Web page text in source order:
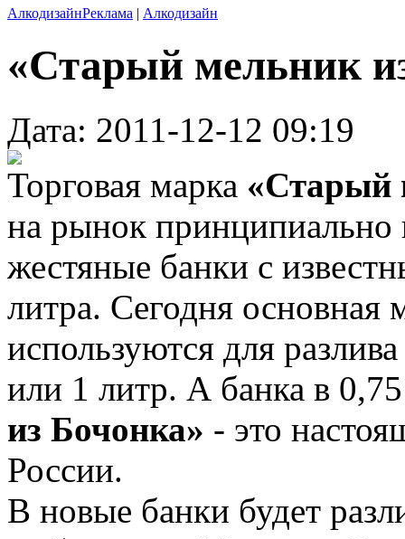
АлкодизайнРеклама | Алкодизайн
«Старый мельник
Дата: 2011-12-12 09:19
Торговая марка «Старый
на рынок принципиально
жестяные банки с
литра. Сегодня основная
используются для
или 1 литр. А банка в
из Бочонка» - это
России.
В новые банки будет